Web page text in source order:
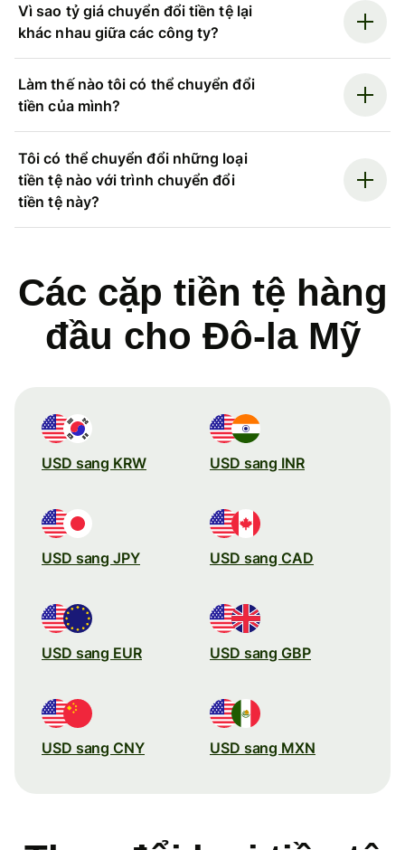
Vì sao tỷ giá chuyển đổi tiền tệ lại
khác nhau giữa các công ty?
Làm thế nào tôi có thể chuyển đổi
tiền của mình?
Tôi có thể chuyển đổi những loại
tiền tệ nào với trình chuyển đổi
tiền tệ này?
Các cặp tiền tệ hàng
đầu cho Đô-la Mỹ
USD sang KRW USD sang INR
USD sang JPY USD sang CAD
USD sang EUR USD sang GBP
USD sang CNY USD sang MXN